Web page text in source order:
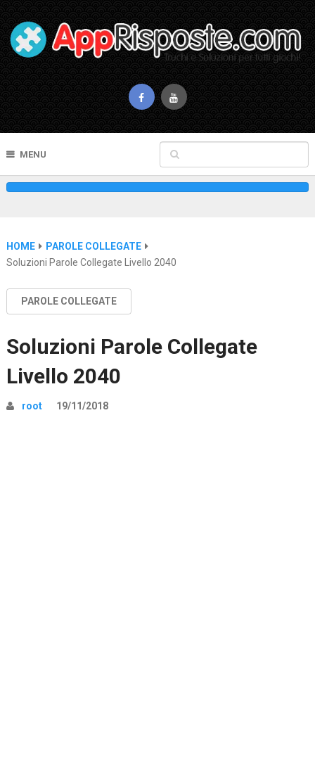
MENU
HOME
PAROLE COLLEGATE
Soluzioni Parole Collegate Livello 2040
PAROLE COLLEGATE
Soluzioni Parole Collegate
Livello 2040
root 19/11/2018